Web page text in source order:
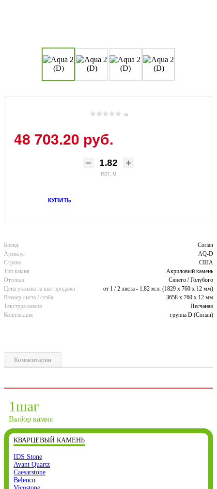
(0)
48 703.20 руб.
пог. м
КУПИТЬ
Бренд
Corian
Артикул
AQ-D
Страна
США
Тип камня
Акриловый камень
Оттенки
Синего / Голубого
Цена указана за шаг продажи
от 1 / 2 листа - 1,82 м.п. (1829 х 760 х 12 мм)
Размер листа / слэба
3658 x 760 x 12 мм
Текстура камня
Песчаная
Колллекция
группа D (Corian)
Комментарии
1шаг
Выбор камня
КВАРЦЕВЫЙ КАМЕНЬ
IDS Stone
Avant Quartz
Caesarstone
Belenco